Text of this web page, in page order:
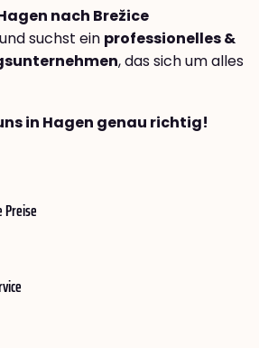
nach Brežice
suchst ein professionelles &
, das sich um alles
in Hagen genau richtig!